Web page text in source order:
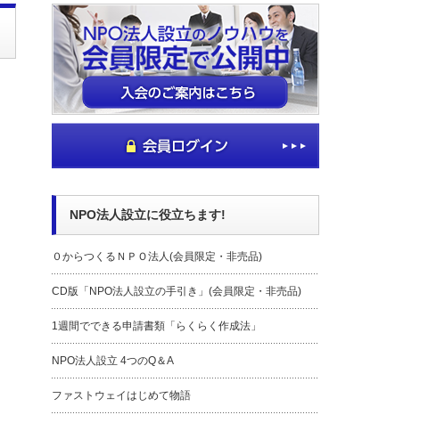
NPO法人設立に役立ちます!
０からつくるＮＰＯ法人(会員限定・非売品)
CD版「NPO法人設立の手引き」(会員限定・非売品)
1週間でできる申請書類「らくらく作成法」
NPO法人設立 4つのQ＆A
ファストウェイはじめて物語